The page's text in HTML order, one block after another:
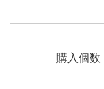
購入個数